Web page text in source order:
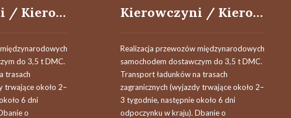
Kierowczyni / Kierowca międzynarodowy kat. B
do 3,5 t DMC.
trasach
trwające około 2–
6 dni
o
Kierowczyni / Kierowca międzynarodowy kat. B
Realizacja przewozów międzynarodowych
samochodem dostawczym do 3,5 t DMC.
Transport ładunków na trasach
zagranicznych (wyjazdy trwające około 2–
3 tygodnie, następnie około 6 dni
odpoczynku w kraju). Dbanie o